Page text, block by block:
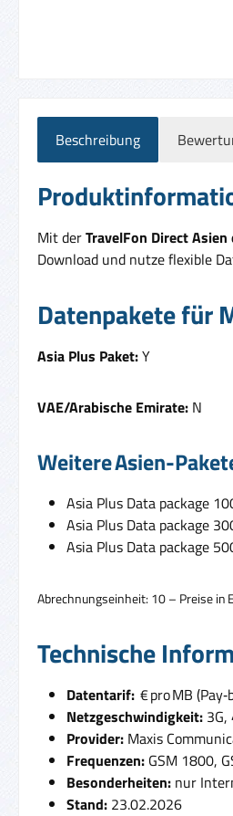
Beschreibung
Mit derTravelFon Direct Asien
Download und nutze flexible
Datenpakete für
Asia Plus Paket:Y
VAE/Arabische Emirate: N
Weitere Asien-
Asia Plus Data package
Asia Plus Data package
Asia Plus Data package
Abrechnungseinheit: 10 – Preise in
Technische
Datentarif: € pro MB
Netzgeschwindigkeit: 3G,
Provider: Maxis
Frequenzen: GSM 1800,
Besonderheiten: nur
Stand: 23.02.2026